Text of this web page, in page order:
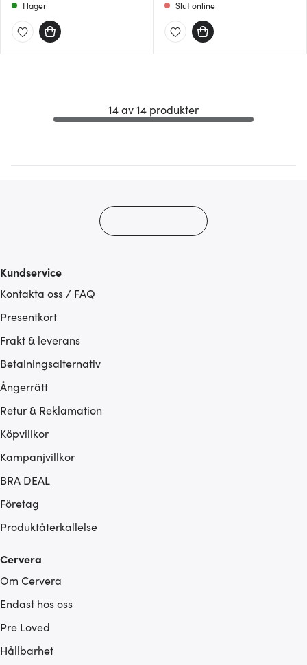
I lager Slut online
14 av 14 produkter
Kundservice
Kontakta oss / FAQ
Presentkort
Frakt & leverans
Betalningsalternativ
Ångerrätt
Retur & Reklamation
Köpvillkor
Kampanjvillkor
BRA DEAL
Företag
Produktåterkallelse
Cervera
Om Cervera
Endast hos oss
Pre Loved
Hållbarhet